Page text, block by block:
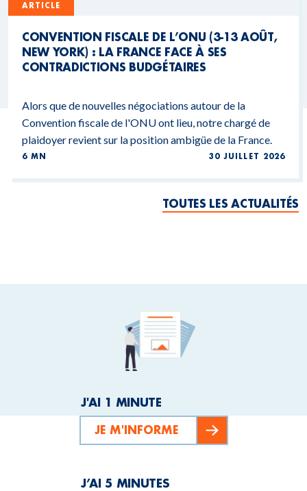
ARTICLE
CONVENTION FISCALE DE L’ONU (3-13 AOÛT,
NEW YORK) : LA FRANCE FACE À SES
CONTRADICTIONS BUDGÉTAIRES
Alors que de nouvelles négociations autour de la
Convention fiscale de l'ONU ont lieu, notre chargé de
plaidoyer revient sur la position ambigüe de la France.
6 MN 30 JUILLET 2026
TOUTES LES ACTUALITÉS
J'AI 1 MINUTE
JE M'INFORME
J’AI 5 MINUTES